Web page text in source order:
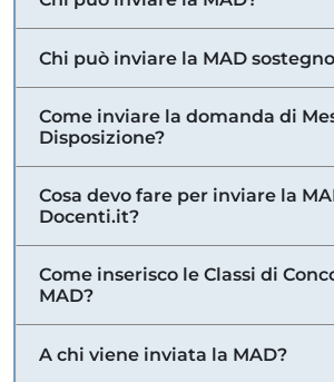
Chi può inviare la MAD
Come inviare la domanda di
Disposizione?
Cosa devo fare per inviare la
Docenti.it?
Come inserisco le Classi di
MAD?
A chi viene inviata la MAD?